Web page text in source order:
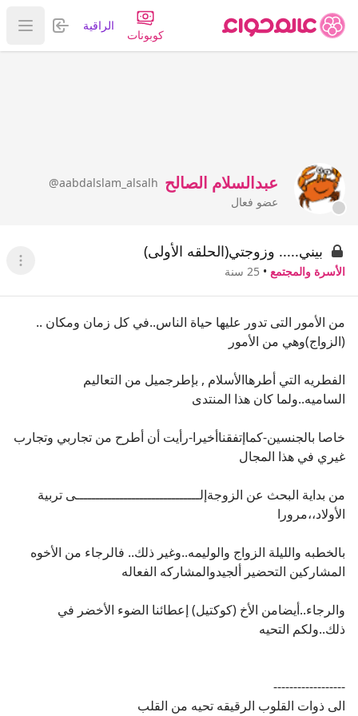
كوبونات
الراقية تسجيل
عرض
عبدالسلام الصالح @aabdalslam_alsalh
عضو فعال
بيني..... وزوجتي(الحلقه الأولى)
الأسرة والمجتمع • 25 سنة عرض
من الأمور التى تدور عليها حياة الناس..في كل زمان ومكان ..
(الزواج)وهي من الأمور
الفطريه التي أطرهاالأسلام , بإطرجميل من التعاليم
الساميه..ولما كان هذا المنتدى
خاصا بالجنسين-كماإتفقناأخيرا-رأيت أن أطرح من تجاربي وتجارب
غيري في هذا المجال
من بداية البحث عن الزوجةإلـــــــــــــــــــــــــــــــى تربية
الأولاد،،مرورا
بالخطبه والليلة الزواج والوليمه..وغير ذلك.. فالرجاء من الأخوه
المشاركين التحضير ألجيدوالمشاركه الفعاله
والرجاء..أيضامن الأخ (كوكتيل) إعطائنا الضوء الأخضر في
ذلك..ولكم التحيه
------------------
الى ذوات القلوب الرقيقه تحيه من القلب